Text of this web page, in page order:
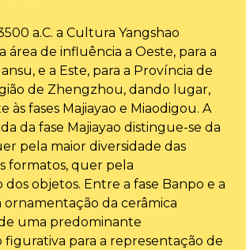
a.C. a Cultura Yangshao
área de influência a Oeste, para a
e a Este, para a Província de
de Zhengzhou, dando lugar,
às fases Majiayao e Miaodigou. A
da fase Majiayao distingue-se da
pela maior diversidade das
formatos, quer pela
objetos. Entre a fase Banpo e a
ornamentação da cerâmica
uma predominante
figurativa para a representação de